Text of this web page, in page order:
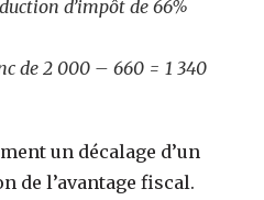
d’impôt de 66%
de 2 000 – 660 = 1 340
un décalage d’un
de l’avantage fiscal.